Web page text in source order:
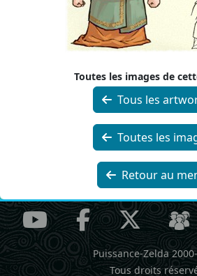
Toutes les images de
Tous les
Toutes les
Retour au
Puissance-Zelda
Tous droits